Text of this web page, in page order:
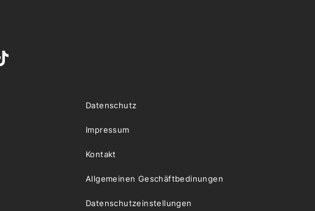
Datenschutz
Impressum
Kontakt
Allgemeinen Geschäftbedinungen
Datenschutzeinstellungen